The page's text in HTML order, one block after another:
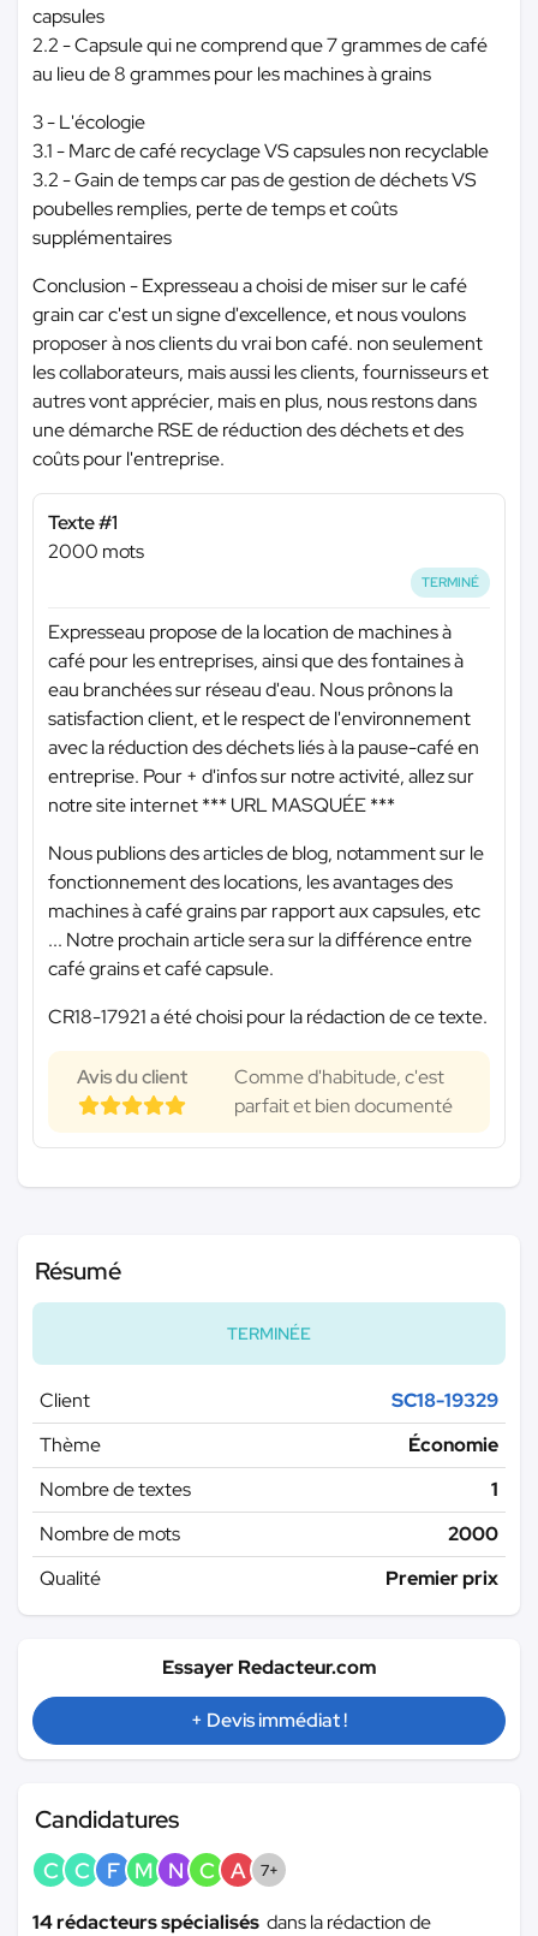
capsules
2.2 - Capsule qui ne comprend que 7 grammes de café
au lieu de 8 grammes pour les machines à grains
3 - L'écologie
3.1 - Marc de café recyclage VS capsules non recyclable
3.2 - Gain de temps car pas de gestion de déchets VS
poubelles remplies, perte de temps et coûts
supplémentaires
Conclusion - Expresseau a choisi de miser sur le café
grain car c'est un signe d'excellence, et nous voulons
proposer à nos clients du vrai bon café. non seulement
les collaborateurs, mais aussi les clients, fournisseurs et
autres vont apprécier, mais en plus, nous restons dans
une démarche RSE de réduction des déchets et des
coûts pour l'entreprise.
Texte #1
2000 mots
TERMINÉ
Expresseau propose de la location de machines à
café pour les entreprises, ainsi que des fontaines à
eau branchées sur réseau d'eau. Nous prônons la
satisfaction client, et le respect de l'environnement
avec la réduction des déchets liés à la pause-café en
entreprise. Pour + d'infos sur notre activité, allez sur
notre site internet*** URL MASQUÉE ***
Nous publions des articles de blog, notamment sur le
fonctionnement des locations, les avantages des
machines à café grains par rapport aux capsules, etc
... Notre prochain article sera sur la différence entre
café grains et café capsule.
CR18-17921 a été choisi pour la rédaction de ce texte.
Avis du client
Comme d'habitude, c'est
parfait et bien documenté
Résumé
TERMINÉE
Client
SC18-19329
Thème
Économie
Nombre de textes
1
Nombre de mots
2000
Qualité
Premier prix
Essayer Redacteur.com
+ Devis immédiat !
Candidatures
C C F M N C A 7+
14 rédacteurs spécialisés dans la rédaction de